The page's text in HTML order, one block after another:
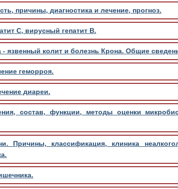
причины, диагностика и лечение, прогноз.
С, вирусный гепатит В.
язвенный колит и болезнь Крона. Общие
геморроя.
диареи.
состав, функции, методы оценки
Причины, классификация, клиника